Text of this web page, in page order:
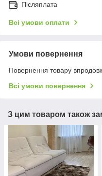
Післяплата
Всі умови оплати
Умови повернення
Повернення товару
Всі умови повернення
З цим товаром також